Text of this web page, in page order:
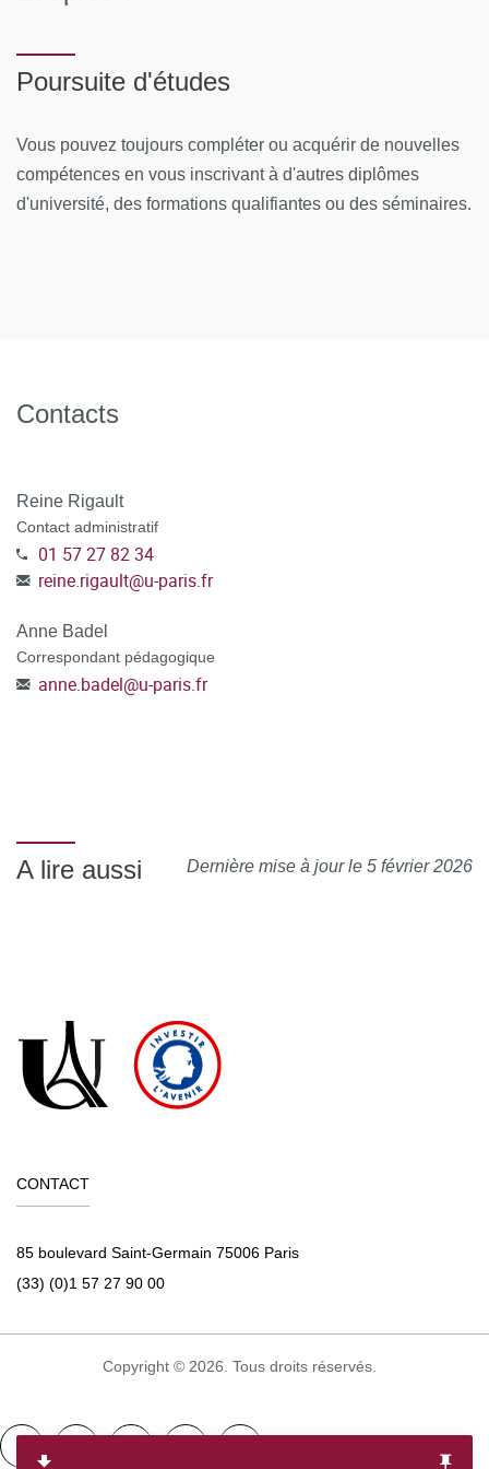
Poursuite d'études
Vous pouvez toujours compléter ou acquérir de nouvelles
compétences en vous inscrivant à d'autres diplômes
d'université, des formations qualifiantes ou des séminaires.
Contacts
Reine Rigault
Contact administratif
01 57 27 82 34
reine.rigault@u-paris.fr
Anne Badel
Correspondant pédagogique
anne.badel@u-paris.fr
Dernière mise à jour le 5 février 2026
A lire aussi
CONTACT
85 boulevard Saint-Germain 75006 Paris
(33) (0)1 57 27 90 00
Copyright © 2026. Tous droits réservés.